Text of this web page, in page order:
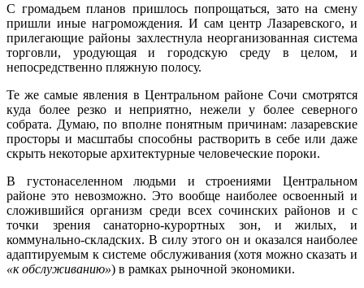
С громадьем планов пришлось попрощаться, зато на смену
пришли иные нагромождения. И сам центр Лазаревского, и
прилегающие районы захлестнула неорганизованная система
торговли, уродующая и городскую среду в целом, и
непосредственно пляжную полосу.
Те же самые явления в Центральном районе Сочи смотрятся
куда более резко и неприятно, нежели у более северного
собрата. Думаю, по вполне понятным причинам: лазаревские
просторы и масштабы способны растворить в себе или даже
скрыть некоторые архитектурные человеческие пороки.
В густонаселенном людьми и строениями Центральном
районе это невозможно. Это вообще наиболее освоенный и
сложившийся организм среди всех сочинских районов и с
точки зрения санаторно-курортных зон, и жилых, и
коммунально-складских. В силу этого он и оказался наиболее
адаптируемым к системе обслуживания (хотя можно сказать и
«к обслуживанию») в рамках рыночной экономики.